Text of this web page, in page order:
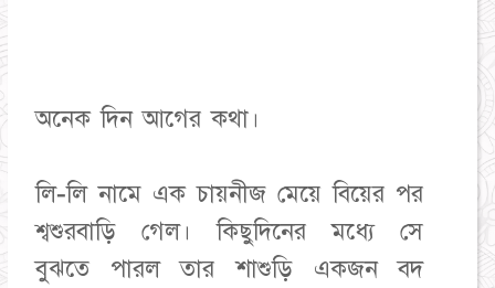
অনেক দিন আগের কথা।
লি-লি নামে এক চায়নীজ মেয়ে বিয়ের পর
শ্বশুরবাড়ি গেল। কিছুদিনের মধ্যে সে
বুঝতে পারল তার শাশুড়ি একজন বদ